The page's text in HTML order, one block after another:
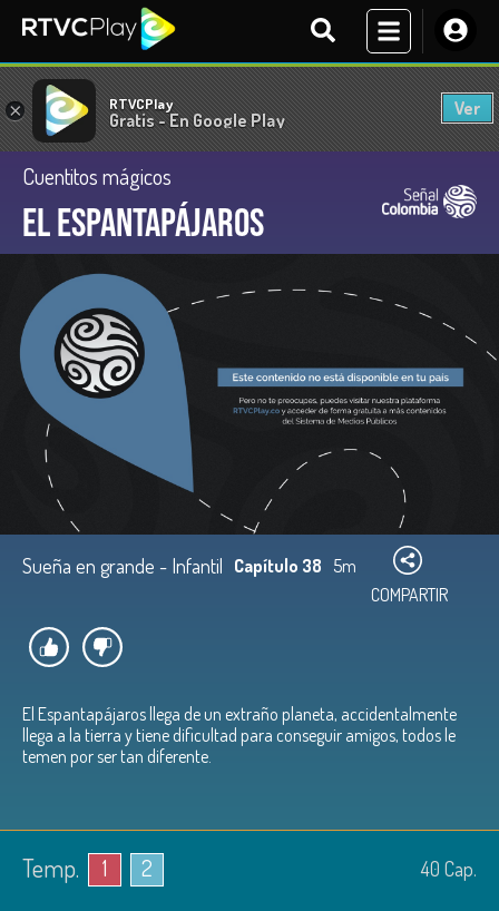
× RTVCPlay
Gratis - En Google Play
Ver
Cuentitos mágicos
El espantapájaros
Sueña en grande - Infantil Capítulo 38 5m
COMPARTIR
El Espantapájaros llega de un extraño planeta, accidentalmente
llega a la tierra y tiene dificultad para conseguir amigos, todos le
temen por ser tan diferente.
Temp. 1 2 40 Cap.